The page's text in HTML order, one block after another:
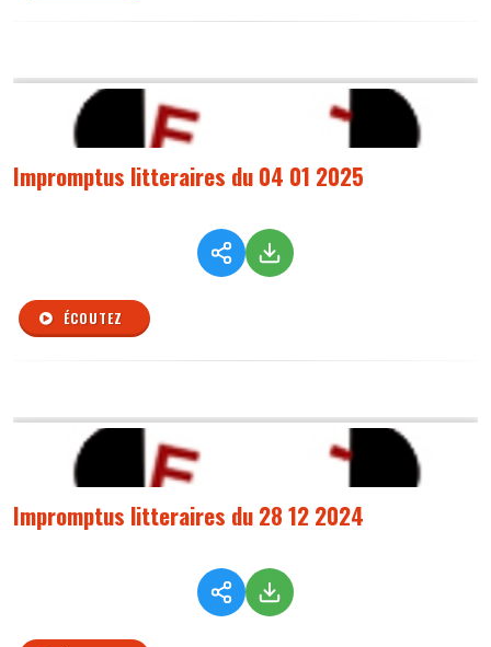
Impromptus litteraires du 04 01 2025
ÉCOUTEZ
Impromptus litteraires du 28 12 2024